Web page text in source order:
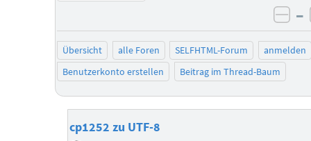
–
Übersicht alle Foren SELFHTML-Forum
anmelden
Benutzerkonto erstellen
Beitrag im Thread-Baum
cp1252 zu UTF-8